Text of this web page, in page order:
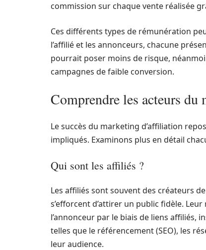
commission sur chaque vente réalisée
Ces différents types de rémunération
l’affilié et les annonceurs, chacune
pourrait poser moins de risque,
campagnes de faible conversion.
Comprendre les acteurs
Le succès du marketing d’affiliation
impliqués. Examinons plus en détail
Qui sont les affiliés ?
Les affiliés sont souvent des créateurs
s’efforcent d’attirer un public fidèle.
l’annonceur par le biais de liens affiliés,
telles que le référencement (SEO), les
leur audience.